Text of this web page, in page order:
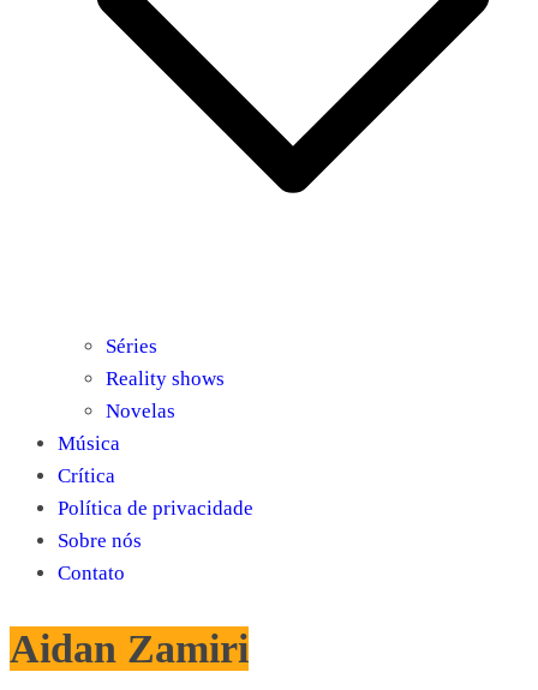
Séries
Reality shows
Novelas
Música
Crítica
Política de privacidade
Sobre nós
Contato
Aidan Zamiri